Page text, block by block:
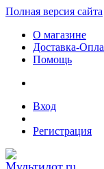
Полная версия сайта
О магазине
Доставка-
Помощь
Вход
Регистрация